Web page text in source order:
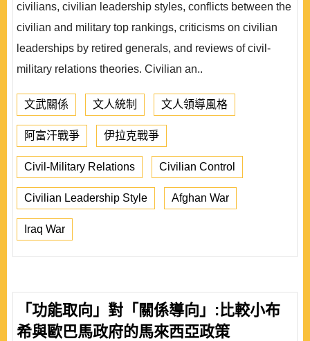
civilians, civilian leadership styles, conflicts between the
civilian and military top rankings, criticisms on civilian
leaderships by retired generals, and reviews of civil-
military relations theories. Civilian an..
文武關係 文人統制 文人領導風格
阿富汗戰爭 伊拉克戰爭
Civil-Military Relations Civilian Control
Civilian Leadership Style Afghan War
Iraq War
「功能取向」對「關係導向」:比較小布
希與歐巴馬政府的馬來西亞政策